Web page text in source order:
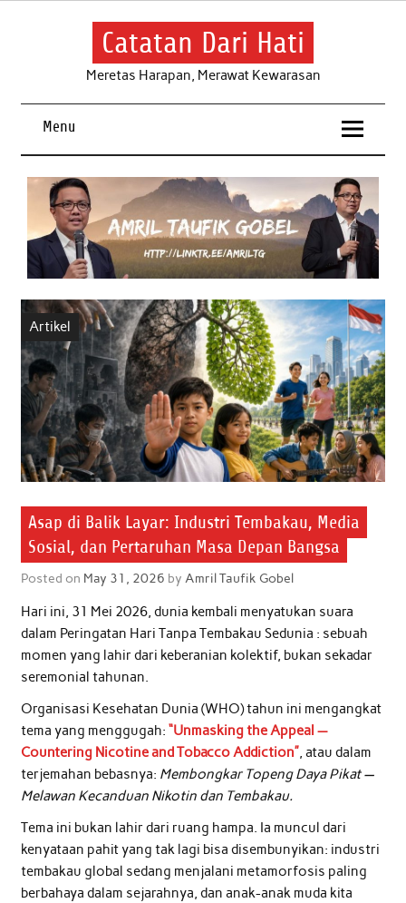
Skip
Catatan Dari Hati
Meretas Harapan, Merawat Kewarasan
Menu
Artikel
Asap di Balik Layar: Industri Tembakau, Media
Sosial, dan Pertaruhan Masa Depan Bangsa
Posted on May 31, 2026 by Amril Taufik Gobel
Hari ini, 31 Mei 2026, dunia kembali menyatukan suara
dalam Peringatan Hari Tanpa Tembakau Sedunia : sebuah
momen yang lahir dari keberanian kolektif, bukan sekadar
seremonial tahunan.
Organisasi Kesehatan Dunia (WHO) tahun ini mengangkat
tema yang menggugah: “Unmasking the Appeal —
Countering Nicotine and Tobacco Addiction”, atau dalam
terjemahan bebasnya: Membongkar Topeng Daya Pikat —
Melawan Kecanduan Nikotin dan Tembakau.
Tema ini bukan lahir dari ruang hampa. Ia muncul dari
kenyataan pahit yang tak lagi bisa disembunyikan: industri
tembakau global sedang menjalani metamorfosis paling
berbahaya dalam sejarahnya, dan anak-anak muda kita